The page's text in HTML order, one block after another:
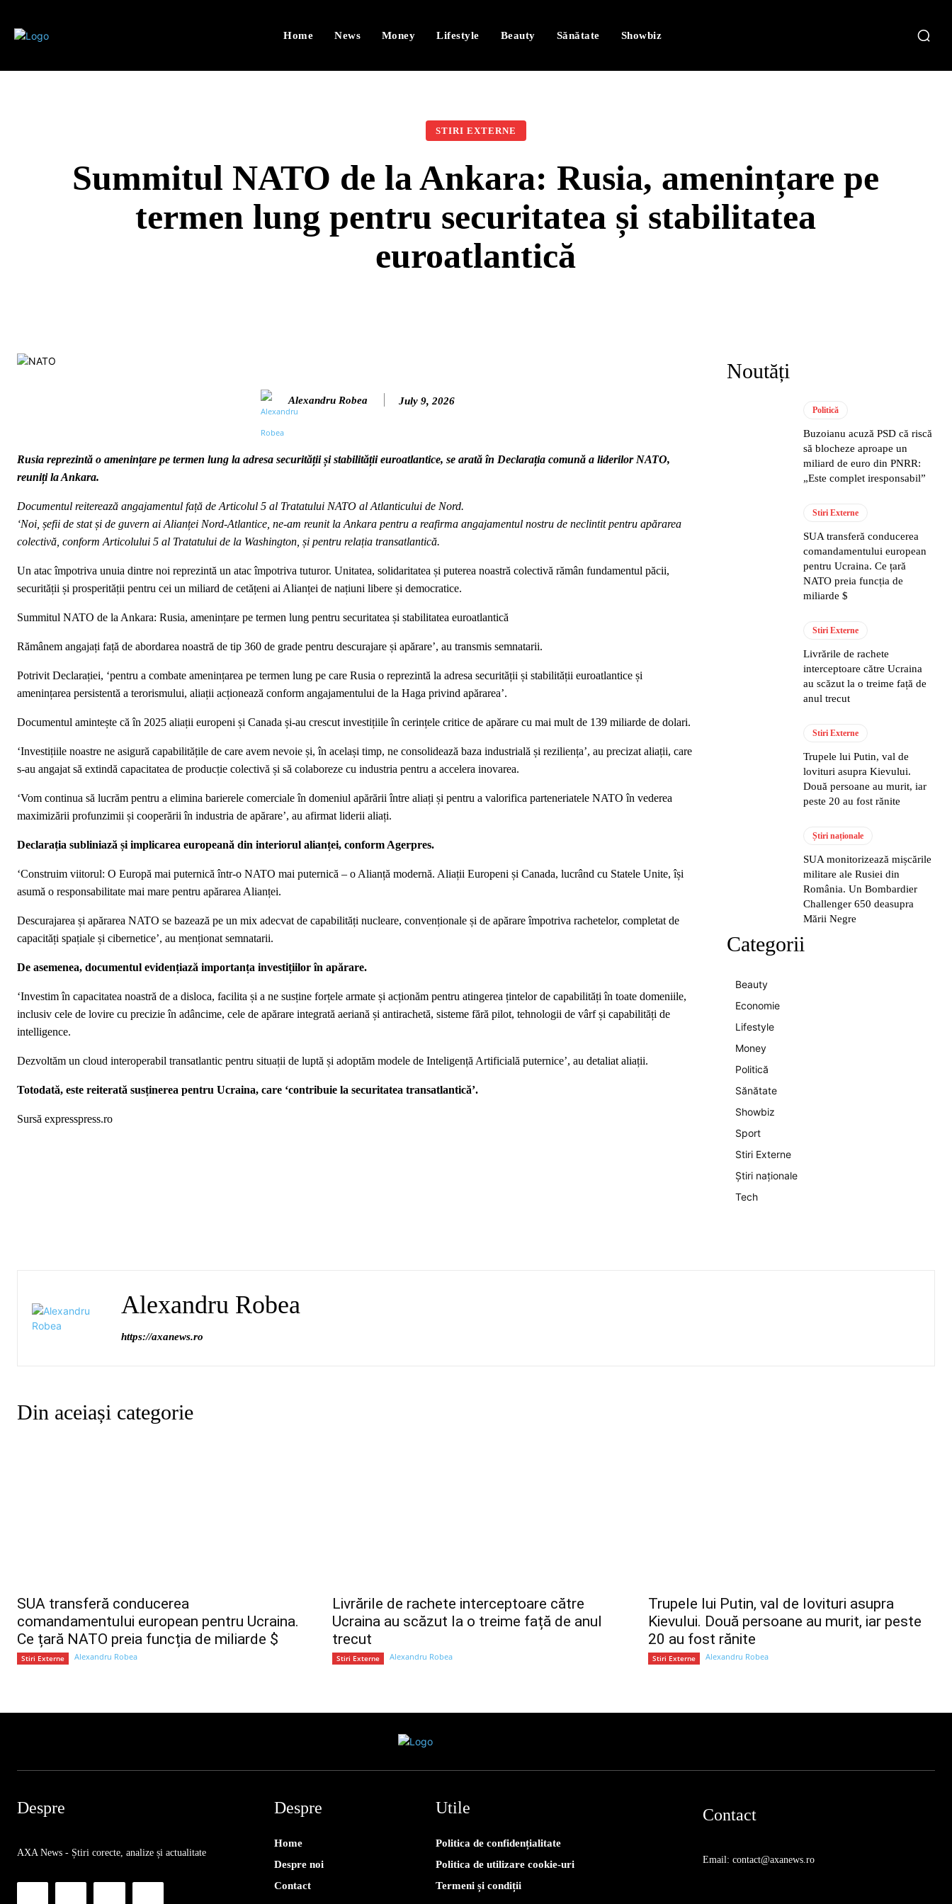
Home News Money Lifestyle Beauty Sănătate Showbiz
STIRI EXTERNE
Summitul NATO de la Ankara: Rusia, amenințare pe
termen lung pentru securitatea și stabilitatea
euroatlantică
Alexandru Robea July 9, 2026
Rusia reprezintă o amenințare pe termen lung la adresa securității și stabilității euroatlantice, se arată în Declarația comună a liderilor NATO,
reuniți la Ankara.
Documentul reiterează angajamentul față de Articolul 5 al Tratatului NATO al Atlanticului de Nord.
‘Noi, șefii de stat și de guvern ai Alianței Nord-Atlantice, ne-am reunit la Ankara pentru a reafirma angajamentul nostru de neclintit pentru apărarea
colectivă, conform Articolului 5 al Tratatului de la Washington, și pentru relația transatlantică.
Un atac împotriva unuia dintre noi reprezintă un atac împotriva tuturor. Unitatea, solidaritatea și puterea noastră colectivă rămân fundamentul păcii,
securității și prosperității pentru cei un miliard de cetățeni ai Alianței de națiuni libere și democratice.
Summitul NATO de la Ankara: Rusia, amenințare pe termen lung pentru securitatea și stabilitatea euroatlantică
Rămânem angajați față de abordarea noastră de tip 360 de grade pentru descurajare și apărare’, au transmis semnatarii.
Potrivit Declarației, ‘pentru a combate amenințarea pe termen lung pe care Rusia o reprezintă la adresa securității și stabilității euroatlantice și
amenințarea persistentă a terorismului, aliații acționează conform angajamentului de la Haga privind apărarea’.
Documentul amintește că în 2025 aliații europeni și Canada și-au crescut investițiile în cerințele critice de apărare cu mai mult de 139 miliarde de dolari.
‘Investițiile noastre ne asigură capabilitățile de care avem nevoie și, în același timp, ne consolidează baza industrială și reziliența’, au precizat aliații, care
s-au angajat să extindă capacitatea de producție colectivă și să colaboreze cu industria pentru a accelera inovarea.
‘Vom continua să lucrăm pentru a elimina barierele comerciale în domeniul apărării între aliați și pentru a valorifica parteneriatele NATO în vederea
maximizării profunzimii și cooperării în industria de apărare’, au afirmat liderii aliați.
Declarația subliniază și implicarea europeană din interiorul alianței, conform Agerpres.
‘Construim viitorul: O Europă mai puternică într-o NATO mai puternică – o Alianță modernă. Aliații Europeni și Canada, lucrând cu Statele Unite, își
asumă o responsabilitate mai mare pentru apărarea Alianței.
Descurajarea și apărarea NATO se bazează pe un mix adecvat de capabilități nucleare, convenționale și de apărare împotriva rachetelor, completat de
capacități spațiale și cibernetice’, au menționat semnatarii.
De asemenea, documentul evidențiază importanța investițiilor în apărare.
‘Investim în capacitatea noastră de a disloca, facilita și a ne susține forțele armate și acționăm pentru atingerea țintelor de capabilități în toate domeniile,
inclusiv cele de lovire cu precizie în adâncime, cele de apărare integrată aeriană și antirachetă, sisteme fără pilot, tehnologii de vârf și capabilități de
intelligence.
Dezvoltăm un cloud interoperabil transatlantic pentru situații de luptă și adoptăm modele de Inteligență Artificială puternice’, au detaliat aliații.
Totodată, este reiterată susținerea pentru Ucraina, care ‘contribuie la securitatea transatlantică’.
Sursă expresspress.ro
Noutăți
Politică
Buzoianu acuză PSD că riscă
să blocheze aproape un
miliard de euro din PNRR:
„Este complet iresponsabil”
Stiri Externe
SUA transferă conducerea
comandamentului european
pentru Ucraina. Ce țară
NATO preia funcția de
miliarde $
Stiri Externe
Livrările de rachete
interceptoare către Ucraina
au scăzut la o treime față de
anul trecut
Stiri Externe
Trupele lui Putin, val de
lovituri asupra Kievului.
Două persoane au murit, iar
peste 20 au fost rănite
Știri naționale
SUA monitorizează mișcările
militare ale Rusiei din
România. Un Bombardier
Challenger 650 deasupra
Mării Negre
Categorii
Beauty
Economie
Lifestyle
Money
Politică
Sănătate
Showbiz
Sport
Stiri Externe
Știri naționale
Tech
Alexandru Robea
https://axanews.ro
Din aceiași categorie
SUA transferă conducerea
comandamentului european pentru Ucraina.
Ce țară NATO preia funcția de miliarde $
Stiri Externe Alexandru Robea
Livrările de rachete interceptoare către
Ucraina au scăzut la o treime față de anul
trecut
Stiri Externe Alexandru Robea
Trupele lui Putin, val de lovituri asupra
Kievului. Două persoane au murit, iar peste
20 au fost rănite
Stiri Externe Alexandru Robea
Despre
AXA News - Știri corecte, analize și actualitate
Despre
Home
Despre noi
Contact
Utile
Politica de confidențialitate
Politica de utilizare cookie-uri
Termeni și condiții
Contact
Email: contact@axanews.ro